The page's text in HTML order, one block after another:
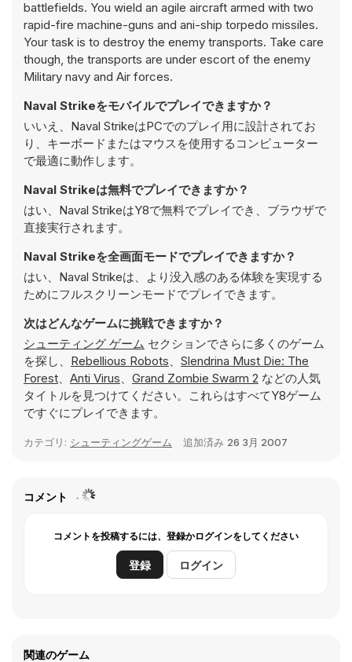
battlefields. You wield an agile aircraft armed with two
rapid-fire machine-guns and ani-ship torpedo missiles.
Your task is to destroy the enemy transports. Take care
though, the transports are under escort of the enemy
Military navy and Air forces.
Naval Strikeをモバイルでプレイできますか？
いいえ、Naval StrikeはPCでのプレイ用に設計されてお
り、キーボードまたはマウスを使用するコンピューター
で最適に動作します。
Naval Strikeは無料でプレイできますか？
はい、Naval StrikeはY8で無料でプレイでき、ブラウザで
直接実行されます。
Naval Strikeを全画面モードでプレイできますか？
はい、Naval Strikeは、より没入感のある体験を実現する
ためにフルスクリーンモードでプレイできます。
次はどんなゲームに挑戦できますか？
シューティング ゲーム セクションでさらに多くのゲーム
を探し、 Rebellious Robots、 Slendrina Must Die: The
Forest、 Anti Virus、 Grand Zombie Swarm 2 などの人気
タイトルを見つけてください。これらはすべてY8ゲーム
ですぐにプレイできます。
カテゴリ: シューティングゲーム 追加済み 26 3月 2007
コメント
コメントを投稿するには、登録かログインをしてください
登録 ログイン
関連のゲーム